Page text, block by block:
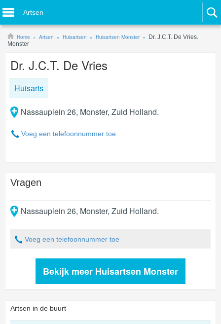
Artsen
Home Artsen Huisartsen Huisartsen Monster
Dr. J.C.T. De Vries.
Monster
Dr. J.C.T. De Vries
Huisarts
Nassauplein 26, Monster, Zuid Holland.
Voeg een telefoonnummer toe
Vragen
Nassauplein 26, Monster, Zuid Holland.
Voeg een telefoonnummer toe
Bekijk meer Huisartsen Monster
Artsen in de buurt